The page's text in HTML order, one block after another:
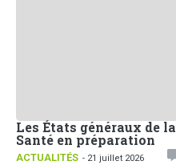
Les États généraux de la
Santé en préparation
ACTUALITÉS - 21 juillet 2026